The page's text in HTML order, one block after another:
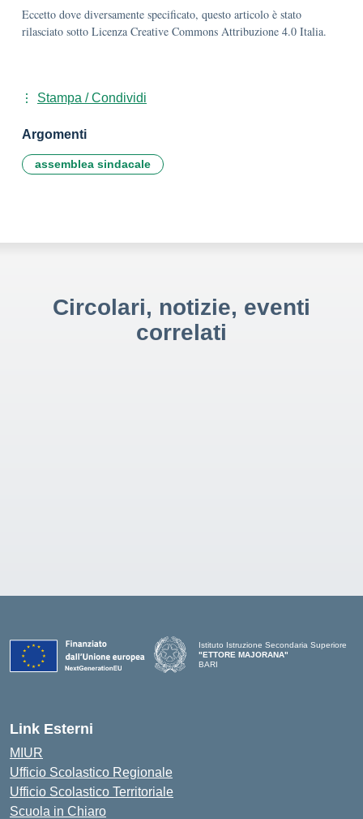
Eccetto dove diversamente specificato, questo articolo è stato
rilasciato sotto Licenza Creative Commons Attribuzione 4.0 Italia.
Stampa / Condividi
Argomenti
assemblea sindacale
Circolari, notizie, eventi
correlati
Istituto Istruzione Secondaria Superiore
"ETTORE MAJORANA"
BARI
Link Esterni
MIUR
Ufficio Scolastico Regionale
Ufficio Scolastico Territoriale
Scuola in Chiaro